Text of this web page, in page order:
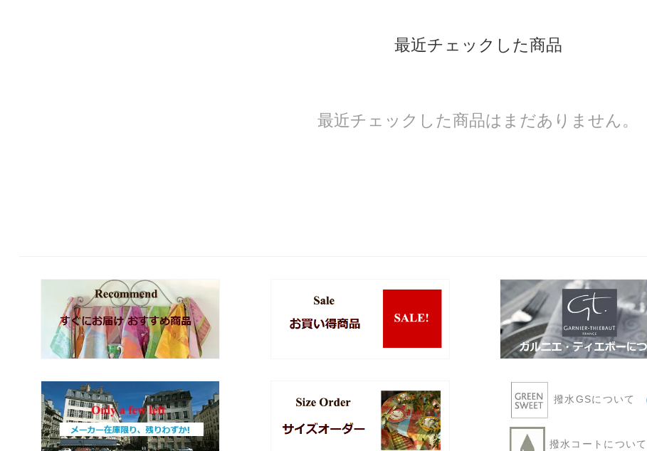
最近チェックした商品
最近チェックした商品はまだありません。
撥水GSについて
撥水コートについて